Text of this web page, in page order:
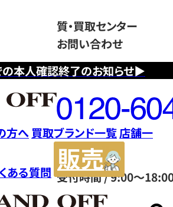
本人確認終了のお知らせ▶
質・買取センター
お問い合わせ
フ
リ
ー
ダ
イ
ヤ
ル
0120604117
受付時間 / 9:00～
方へ 買取ブランド一覧店舗一
ある質問
サ